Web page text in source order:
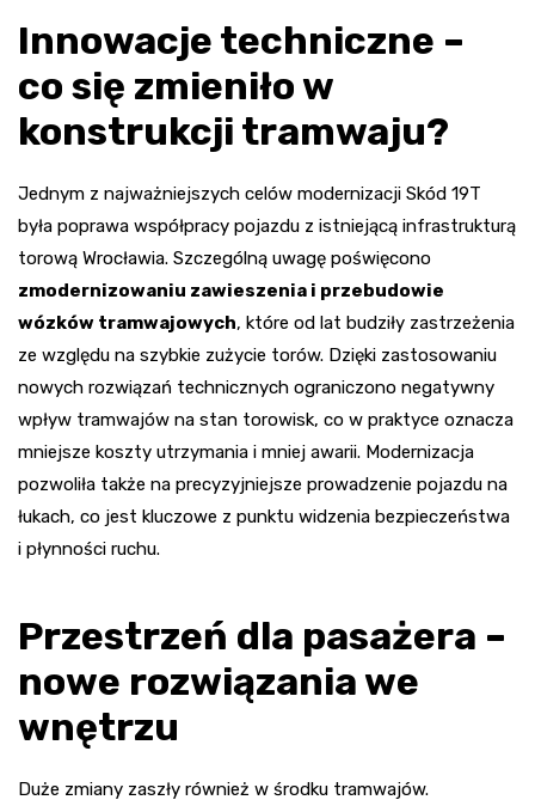
Innowacje techniczne –
co się zmieniło w
konstrukcji tramwaju?
Jednym z najważniejszych celów modernizacji Skód 19T
była poprawa współpracy pojazdu z istniejącą infrastrukturą
torową Wrocławia. Szczególną uwagę poświęcono
zmodernizowaniu zawieszenia i przebudowie
wózków tramwajowych, które od lat budziły zastrzeżenia
ze względu na szybkie zużycie torów. Dzięki zastosowaniu
nowych rozwiązań technicznych ograniczono negatywny
wpływ tramwajów na stan torowisk, co w praktyce oznacza
mniejsze koszty utrzymania i mniej awarii. Modernizacja
pozwoliła także na precyzyjniejsze prowadzenie pojazdu na
łukach, co jest kluczowe z punktu widzenia bezpieczeństwa
i płynności ruchu.
Przestrzeń dla pasażera –
nowe rozwiązania we
wnętrzu
Duże zmiany zaszły również w środku tramwajów.